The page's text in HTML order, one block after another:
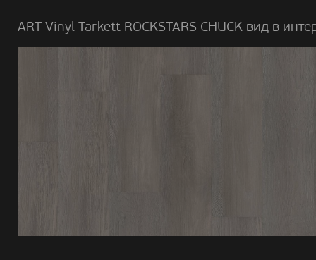
ART Vinyl Tarkett ROCKSTARS CHUCK вид в